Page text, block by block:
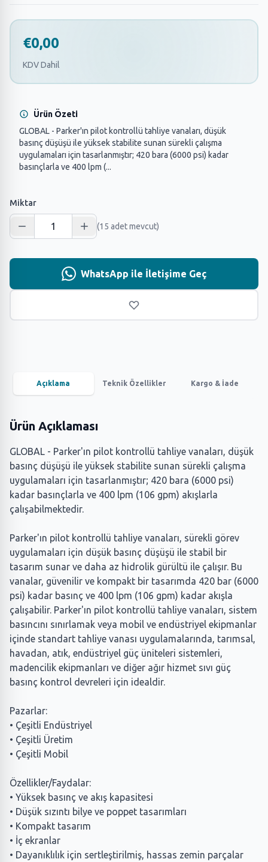
€0,00
KDV Dahil
Ürün Özeti
GLOBAL - Parker'ın pilot kontrollü tahliye vanaları, düşük
basınç düşüşü ile yüksek stabilite sunan sürekli çalışma
uygulamaları için tasarlanmıştır; 420 bara (6000 psi) kadar
basınçlarla ve 400 lpm (...
Miktar
(15 adet mevcut)
WhatsApp ile İletişime Geç
Açıklama Teknik Özellikler Kargo & İade
Ürün Açıklaması
GLOBAL - Parker'ın pilot kontrollü tahliye vanaları, düşük
basınç düşüşü ile yüksek stabilite sunan sürekli çalışma
uygulamaları için tasarlanmıştır; 420 bara (6000 psi)
kadar basınçlarla ve 400 lpm (106 gpm) akışlarla
çalışabilmektedir.
Parker'ın pilot kontrollü tahliye vanaları, sürekli görev
uygulamaları için düşük basınç düşüşü ile stabil bir
tasarım sunar ve daha az hidrolik gürültü ile çalışır. Bu
vanalar, güvenilir ve kompakt bir tasarımda 420 bar (6000
psi) kadar basınç ve 400 lpm (106 gpm) kadar akışla
çalışabilir. Parker'ın pilot kontrollü tahliye vanaları, sistem
basıncını sınırlamak veya mobil ve endüstriyel ekipmanlar
içinde standart tahliye vanası uygulamalarında, tarımsal,
havadan, atık, endüstriyel güç üniteleri sistemleri,
madencilik ekipmanları ve diğer ağır hizmet sıvı güç
basınç kontrol devreleri için idealdir.
Pazarlar:
• Çeşitli Endüstriyel
• Çeşitli Üretim
• Çeşitli Mobil
Özellikler/Faydalar:
• Yüksek basınç ve akış kapasitesi
• Düşük sızıntı bilye ve poppet tasarımları
• Kompakt tasarım
• İç ekranlar
• Dayanıklılık için sertleştirilmiş, hassas zemin parçalar